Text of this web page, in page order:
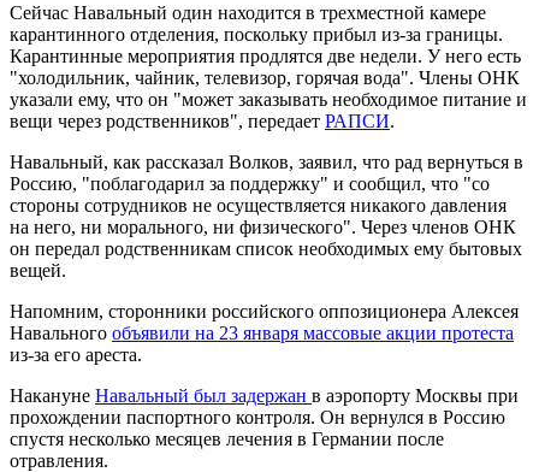
Сейчас Навальный один находится в трехместной камере
карантинного отделения, поскольку прибыл из-за границы.
Карантинные мероприятия продлятся две недели. У него есть
"холодильник, чайник, телевизор, горячая вода". Члены ОНК
указали ему, что он "может заказывать необходимое питание и
вещи через родственников", передает РАПСИ.
Навальный, как рассказал Волков, заявил, что рад вернуться в
Россию, "поблагодарил за поддержку" и сообщил, что "со
стороны сотрудников не осуществляется никакого давления
на него, ни морального, ни физического". Через членов ОНК
он передал родственникам список необходимых ему бытовых
вещей.
Напомним, сторонники российского оппозиционера Алексея
Навального объявили на 23 января массовые акции протеста
из-за его ареста.
Накануне Навальный был задержан в аэропорту Москвы при
прохождении паспортного контроля. Он вернулся в Россию
спустя несколько месяцев лечения в Германии после
отравления.